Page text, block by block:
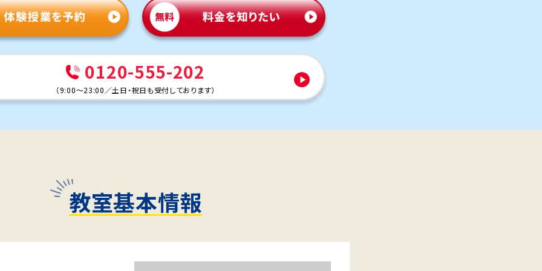
0120-555-202
（9:00～23:00 ／土日・祝日も受付しております）
教室基本情報